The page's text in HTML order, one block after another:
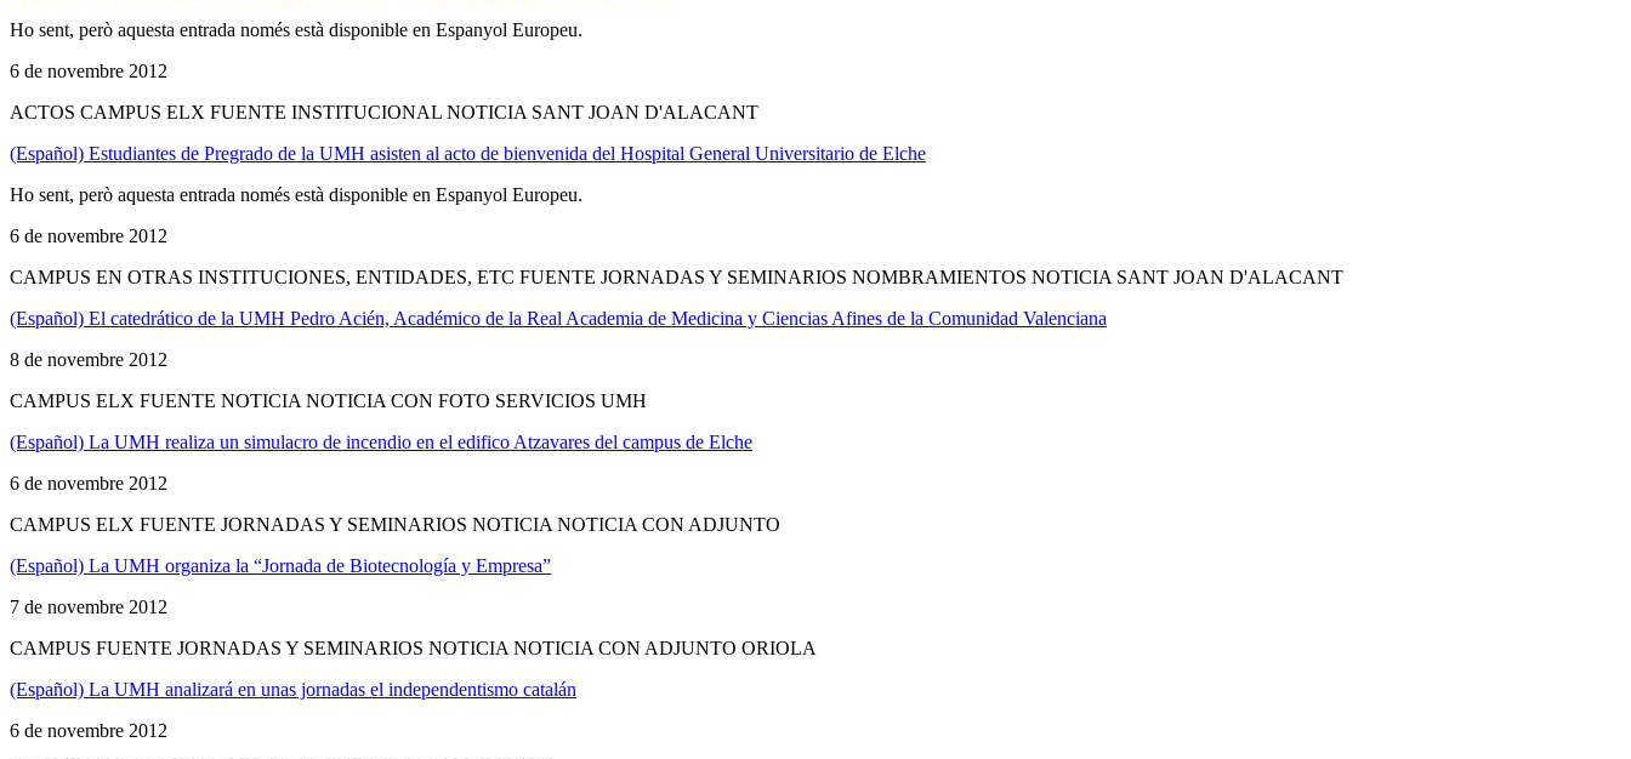
Ho sent, però aquesta entrada només està disponible en Espanyol Europeu.
6 de novembre 2012
ACTOS CAMPUS ELX FUENTE INSTITUCIONAL NOTICIA SANT JOAN D'ALACANT
(Español) Estudiantes de Pregrado de la UMH asisten al acto de bienvenida del Hospital General Universitario de Elche
Ho sent, però aquesta entrada només està disponible en Espanyol Europeu.
6 de novembre 2012
CAMPUS EN OTRAS INSTITUCIONES, ENTIDADES, ETC FUENTE JORNADAS Y SEMINARIOS NOMBRAMIENTOS NOTICIA SANT JOAN D'ALACANT
(Español) El catedrático de la UMH Pedro Acién, Académico de la Real Academia de Medicina y Ciencias Afines de la Comunidad Valenciana
8 de novembre 2012
CAMPUS ELX FUENTE NOTICIA NOTICIA CON FOTO SERVICIOS UMH
(Español) La UMH realiza un simulacro de incendio en el edifico Atzavares del campus de Elche
6 de novembre 2012
CAMPUS ELX FUENTE JORNADAS Y SEMINARIOS NOTICIA NOTICIA CON ADJUNTO
(Español) La UMH organiza la “Jornada de Biotecnología y Empresa”
7 de novembre 2012
CAMPUS FUENTE JORNADAS Y SEMINARIOS NOTICIA NOTICIA CON ADJUNTO ORIOLA
(Español) La UMH analizará en unas jornadas el independentismo catalán
6 de novembre 2012